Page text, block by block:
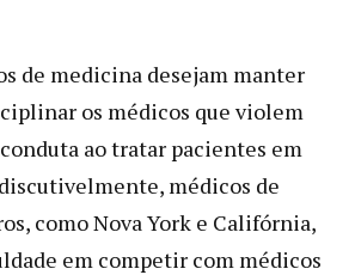
de medicina desejam manter
os médicos que violem
ao tratar pacientes em
médicos de
como Nova York e Califórnia,
em competir com médicos